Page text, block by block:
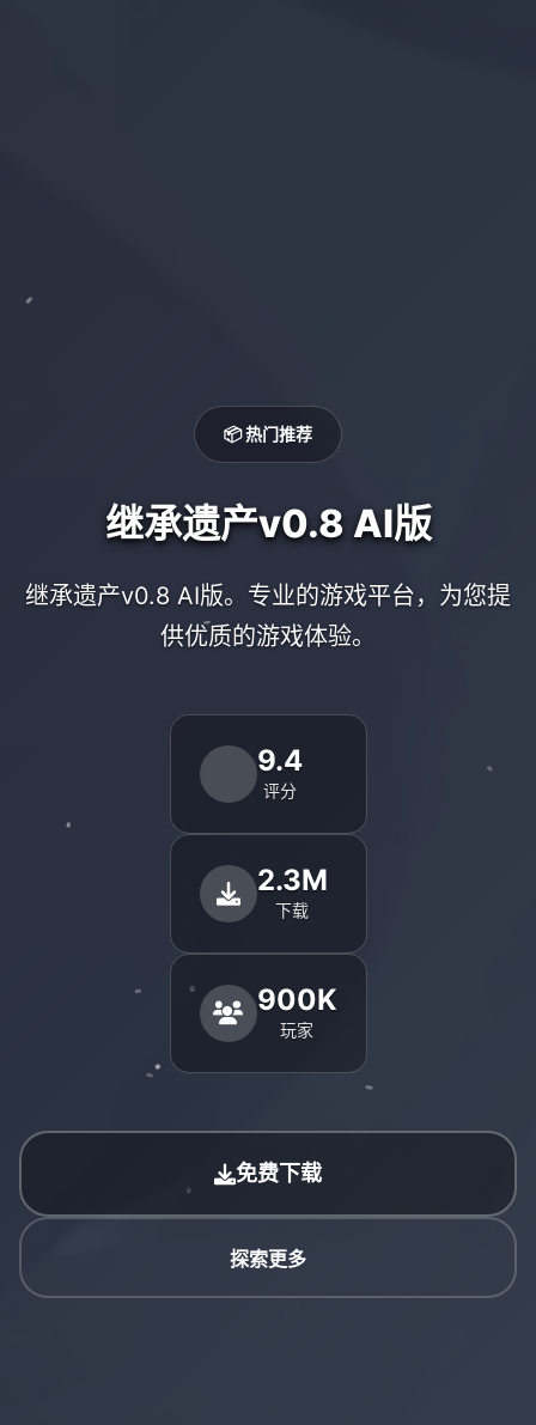
📦 热门推荐
继承遗产v0.8 AI版
继承遗产v0.8 AI版。专业的游戏平台，为您提
供优质的游戏体验。
9.4
评分
2.3M
下载
900K
玩家
免费下载
探索更多